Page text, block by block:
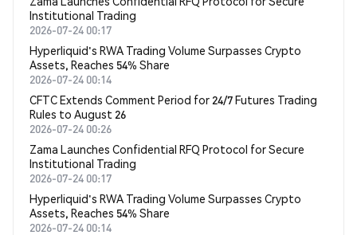
Institutional Trading
2026-07-24 00:17
Hyperliquid's RWA Trading Volume Surpasses Crypto
Assets, Reaches 54% Share
2026-07-24 00:14
CFTC Extends Comment Period for 24/7 Futures Trading
Rules to August 26
2026-07-24 00:26
Zama Launches Confidential RFQ Protocol for Secure
Institutional Trading
2026-07-24 00:17
Hyperliquid's RWA Trading Volume Surpasses Crypto
Assets, Reaches 54% Share
2026-07-24 00:14